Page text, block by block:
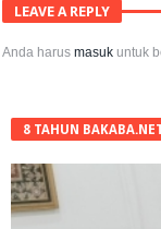
LEAVE A REPLY
Anda harusmasuk untuk
8 TAHUN